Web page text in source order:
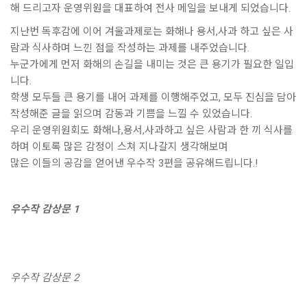
해 드리고자 운영위원을 대표하여 전사 메일을 보내게 되었습니다.
지난번 독후감에 이어 겨울과제로는 화해나 용서,사과 하고 싶은 사
람과 식사하며 느낀 점을 작성하는 과제를 내주었습니다.
누군가에게 먼저 화해의 손길을 내미는 것은 큰 용기가 필요한 일입
니다.
학생 모두들 큰 용기를 내어 과제를 이행해주었고, 모두 진심을 담아
작성해준 글을 읽으며 감동과 기쁨을 느낄 수 있었습니다.
우리 운영위원회도 화해나,용서,사과하고 싶은 사람과 한 끼 식사를
하며 이토록 많은 감정이 스쳐 지나갈지 생각해보며
많은 이들의 공감을 얻어낸 우수작 3편을 공유해드립니다.!
우수작 감상문 1
우수작 감상문 2